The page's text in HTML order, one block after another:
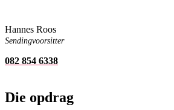
Hannes Roos
Sendingvoorsitter
082 854 6338
Die opdrag